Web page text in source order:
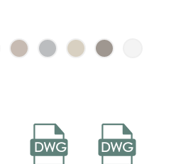
DWG DWG